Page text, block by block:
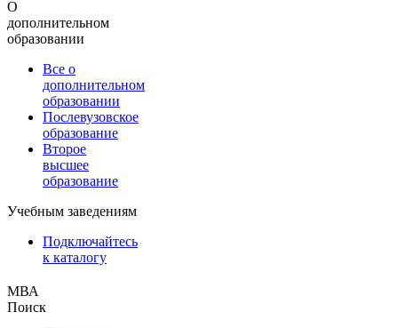
О
дополнительном
образовании
Все о
дополнительном
образовании
Послевузовское
образование
Второе
высшее
образование
Учебным заведениям
Подключайтесь
к каталогу
МВА
Поиск